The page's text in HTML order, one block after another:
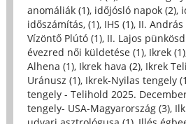
anomáliák (1), időjósló napok (2),
időszámítás, (1), IHS (1), II. András
Vízöntő Plútó (1), II. Lajos
évezred női küldetése (1), Ikrek (1)
Alhena (1), Ikrek hava (2), Ikrek
Uránusz (1), Ikrek-Nyilas tengely
tengely - Telihold 2025.
tengely- USA-Magyarország (3),